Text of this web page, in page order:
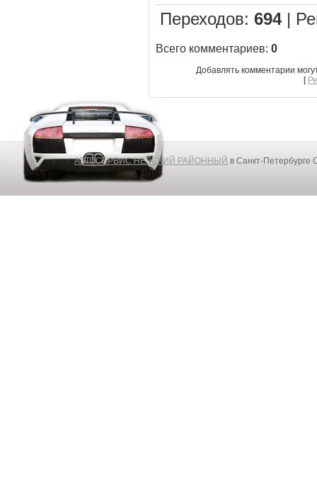
Переходов: 694|
Всего комментариев: 0
Добавлять комментарии
[
АВТОСЕРВИС НЕВСКИЙ РАЙОННЫЙ в Санкт-Петербурге